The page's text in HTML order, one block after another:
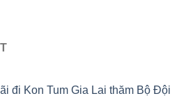
đi Kon Tum Gia Lai thăm Bộ Đội